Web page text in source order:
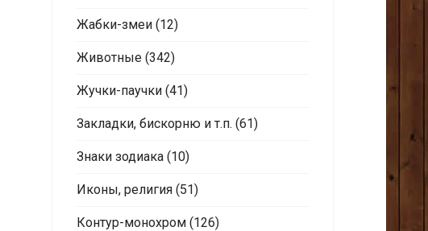
Жабки-змеи (12)
Животные (342)
Жучки-паучки (41)
Закладки, бискорню и т.п. (61)
Знаки зодиака (10)
Иконы, религия (51)
Контур-монохром (126)